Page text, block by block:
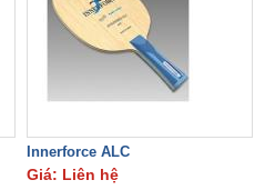
Innerforce ALC
Giá: Liên hệ